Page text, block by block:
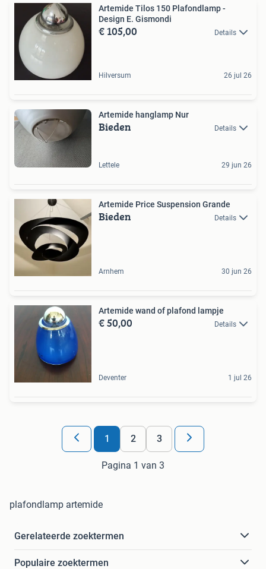
Artemide Tilos 150 Plafondlamp -
Design E. Gismondi
€ 105,00 Details
Hilversum 26 jul 26
Artemide hanglamp Nur
Bieden Details
Lettele 29 jun 26
Artemide Price Suspension Grande
Bieden Details
Arnhem 30 jun 26
Artemide wand of plafond lampje
€ 50,00 Details
Deventer 1 jul 26
1 2 3
Pagina 1 van 3
plafondlamp artemide
Gerelateerde zoektermen
Populaire zoektermen